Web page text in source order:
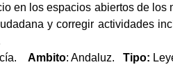
en los espacios abiertos de
y corregir actividades
Ambito: Andaluz. Tipo: